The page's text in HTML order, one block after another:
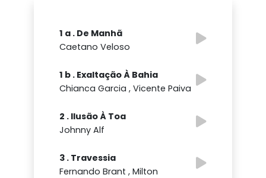
1 a . De Manhã
Caetano Veloso
1 b . Exaltação À Bahia
Chianca Garcia , Vicente Paiva
2 . Ilusão À Toa
Johnny Alf
3 . Travessia
Fernando Brant , Milton